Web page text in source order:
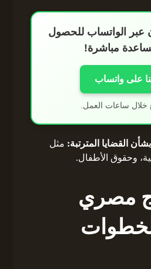
عبر الواتساب للحصول
مباشرة!
على واتساب
خلال ساعات العمل.
القضايا المترتبة: مثل
وحقوق الأطفال.
مصري